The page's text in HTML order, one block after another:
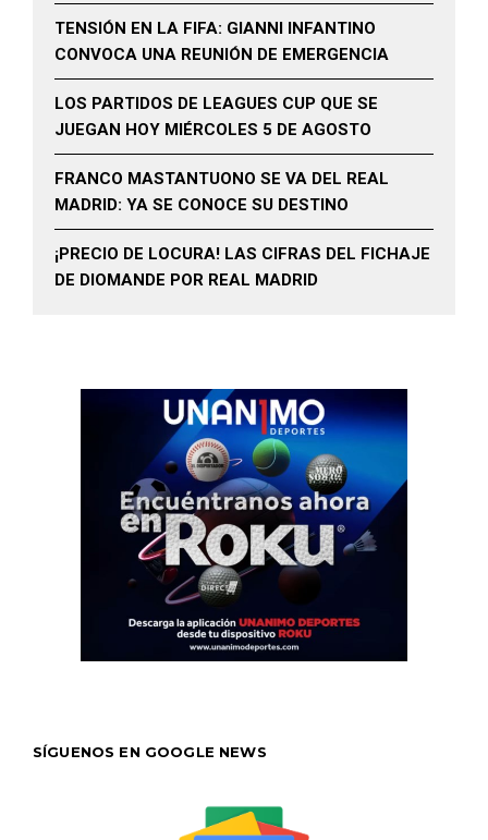
TENSIÓN EN LA FIFA: GIANNI INFANTINO
CONVOCA UNA REUNIÓN DE EMERGENCIA
LOS PARTIDOS DE LEAGUES CUP QUE SE
JUEGAN HOY MIÉRCOLES 5 DE AGOSTO
FRANCO MASTANTUONO SE VA DEL REAL
MADRID: YA SE CONOCE SU DESTINO
¡PRECIO DE LOCURA! LAS CIFRAS DEL FICHAJE
DE DIOMANDE POR REAL MADRID
SÍGUENOS EN GOOGLE NEWS